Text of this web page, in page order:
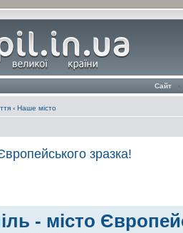
Сайт ‹
‹ Наше місто
зразка!
- місто